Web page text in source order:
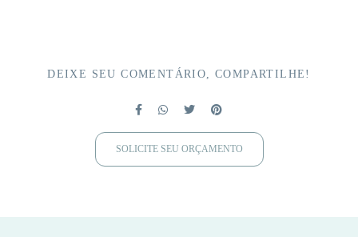
DEIXE SEU COMENTÁRIO, COMPARTILHE!
SOLICITE SEU ORÇAMENTO